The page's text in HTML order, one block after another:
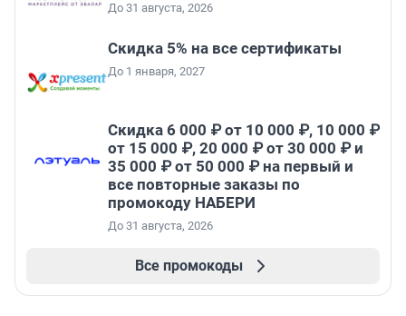
До 31 августа, 2026
Скидка 5% на все сертификаты
До 1 января, 2027
Скидка 6 000 ₽ от 10 000 ₽, 10 000 ₽
от 15 000 ₽, 20 000 ₽ от 30 000 ₽ и
35 000 ₽ от 50 000 ₽ на первый и
все повторные заказы по
промокоду НАБЕРИ
До 31 августа, 2026
Все промокоды